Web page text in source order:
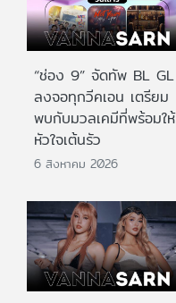
“ช่อง 9” จัดทัพ BL GL
ลงจอทุกวีคเอน เตรียม
พบกับมวลเคมีที่พร้อมให้
หัวใจเต้นรัว
6 สิงหาคม 2026